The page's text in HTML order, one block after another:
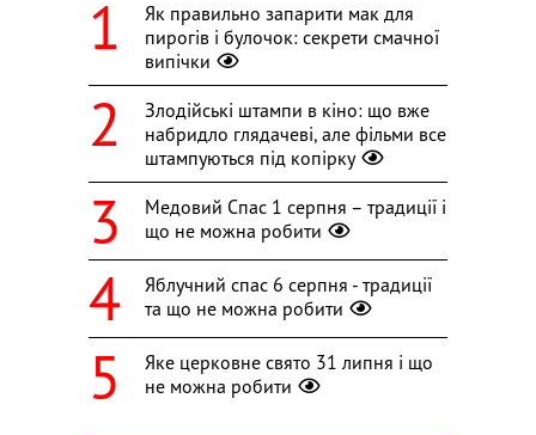
Як правильно запарити мак для
пирогів і булочок: секрети смачної
випічки
Злодійські штампи в кіно: що вже
набридло глядачеві, але фільми все
штампуються під копірку
Медовий Спас 1 серпня – традиції і
що не можна робити
Яблучний спас 6 серпня - традиції
та що не можна робити
Яке церковне свято 31 липня і що
не можна робити